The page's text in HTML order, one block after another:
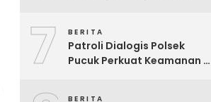
Pencurian Mesin Diesel
7 BERITA
Patroli Dialogis Polsek
Pucuk Perkuat Keamanan di
BERITA